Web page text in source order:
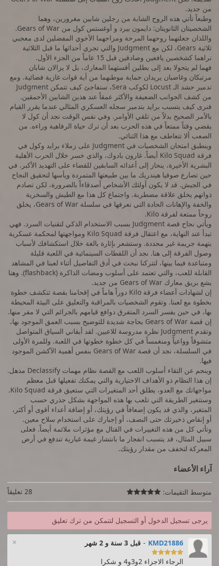
من جديد.
وطبعاً تأتي هذه الروح الشابة من رجلين شابين مغرورين، وهما
الشخصيتان الثانويتان: دايمون بيرد و أوغستس كول من Gears of War.
واللذان جعلتهما روحهما المرحة ومزاحهما الأخوي المفضلين لدى معجبي
ثلاثية Gears، لكن مع Judgment والتي تجري أحداثها ما قبل الثلاثية
نراهما كشخصين يافعين وصادقين قبل 15 عاماً من الجزء الأول.
فهما لم يتحولا بعد إلى بطلين أقستهما المعارك، بل لا يزالان شابان
مرتبكان وغاضبان يريدان حماية موطنهما من أية قوات غازية فضائية. ومع
تدمير حشد الـ Locust لكوكب Sera، ستفاجئ كيف تتمكن Judgment
من كشف الجوانب الضعيفة والأكثر عمقاً عند هذين الشابين الأحمقين.
فنرى كيف يتسبب برايد بتدمير سجله العسكري المثالي عندما يقرر القيام
بالأمر الصحيح بدلاً من تلقي الأوامر. وفي نفس الوقت نجد أن كول لا
يقضي وقتاً ممتعاً في هذه الحرب بعد أن ترك حياة الرفاهية وراءه. من
الصعب ألا تتعاطف مع هذا الثنائي.
وينطبق امتحان الشخصيات في Judgment على زملاء برايد وكول في
فرقة Kilo Squad أيضاً. غارون بادوك، والذي خسر خلال الحرب الأهلية
البشرية الأخيرة، ينحاز إلى أعدائه السابقين للقضاء على التهديد الأكبر. في
حين تصارع صوفيا هيندريك ما بين طبيعتها المتمردة ويأسها لتحقيق النجاح
في الجيش. قد لا يكون أولئك الأشخاص أصدقاءاً بالضرورة، لكن تصادم
ذواتهم يخلق علاقة مضطربة. واجتماع كل هذا مع الطيش والسخرية
والخفة والإهانات الحادة التي نعرفها في سلسلة Gears of War، يخلق
روحاً ممتعة لفرقة Kilo.
ويأتي نجاح قصة Judgment بسبب الاستخدام الذكي لتقنيات السرد. فهي
تبدأ عند النهاية، مع اعتقال فرقة Kilo Squad ومواجهتها لمحكمة عسكرية
بتهمة جريمة غير محددة. وستشعر بإثارة بالغة خلال استكشافك لأسباب
وصول الفرقة إلى هنا. نجد أن اللقطات السينمائية في اللعبة قليلة
ومتباعدة فيما بينها، لتتركنا نبحث في أدق التفاصيل أثناء لعبنا في المشاهد
القابلة للعب، والتي تعتمد على أسلوب ومضات الذاكرة (flashback). وهنا
يشع بريق معارك Gears of War من جديد.
إن لشهادات أعضاء فرقة Kilo دوراً هاماً في إقحامنا بقصة تتكشف خطوة
بخطوة مع لعبنا. وتقوم الشخصيات بالمراقبة والتعليق على البيئة المحيطة
بها، في حين يفسر السرد المتفرق دوافع قيامهم بالجرائم التي لا مفر منها.
إن قصة Gears of War بحاجة شديدة للتوضيح بسبب العمق الموجود بها،
وتقدم Judgment نظرة مدروسة للاعبين. لقد أبقاني السياق المتواصل
متشوقاً وواعياً ومنغمساً في كل خطوة خطوتها في اللعبة. وللمرة الأولى
في السلسلة، نجد أن قصة Gears of War بنفس أهمية الآكشن الموجود
فيها.
وينجم عن التقاء أسلوب اللعب مع القصة نظام مهمات Declassify مذهل.
إن هذا النظام ذو الأهداف الاختيارية والتي يمكنك تفعيلها قبل معظم
مواجهاتك مع العدو، يطلق أحد المتغيرات التي ستعيق فرقة Kilo Squad.
وستتغير الطريقة التي تلعب بها هذه المواجهة بشكل جذري حسب
المتغير، والذي قد يكون إضعافاً في رؤيتك، أو إضافة أعداء أقوى أو أكثر،
أو إنقاص ذخيرتك حتى النصف، أو إجبارك على استخدام سلاح معين.
وتأتي كل من هذه التغييرات في القتال مع مؤثرات ملائمة أيضاً. فعلى
سبيل المثال، قد يتسبب انفجار ما بانتشار غيمة غبارية تندفع في أرض
المعركة لتخفف من مقدار رؤيتك.
آراء الأعضاء
متوسط التقيمات:  28 تعليقاً
يرجى تسجيل الدخول أو التسجيل لتتمكن من ترك تعليق
× KMD21886
- قبل 3 سنة و 2 شهر

الرجاء الاجزاء 2و3و4 و شكرا